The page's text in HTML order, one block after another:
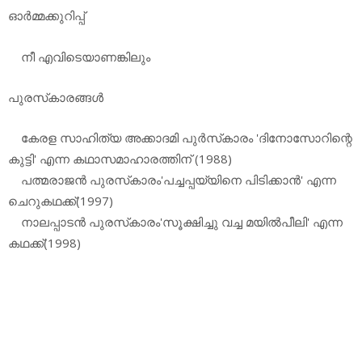
ഓര്‍മ്മക്കുറിപ്പ്
നീ എവിടെയാണങ്കിലും
പുരസ്‌കാരങ്ങള്‍
കേരള സാഹിത്യ അക്കാദമി പുര്‍സ്‌കാരം 'ദിനോസോറിന്റെ
കുട്ടി' എന്ന കഥാസമാഹാരത്തിന് (1988)
പത്മരാജന്‍ പുരസ്‌കാരം'പച്ചപ്പയ്യിനെ പിടിക്കാന്‍' എന്ന
ചെറുകഥക്ക്(1997)
നാലപ്പാടന്‍ പുരസ്‌കാരം'സൂക്ഷിച്ചു വച്ച മയില്‍പീലി' എന്ന
കഥക്ക്(1998)